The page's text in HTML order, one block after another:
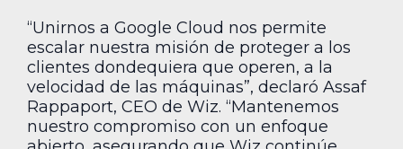
“Unirnos a Google Cloud nos permite
escalar nuestra misión de proteger a los
clientes dondequiera que operen, a la
velocidad de las máquinas”, declaró Assaf
Rappaport, CEO de Wiz. “Mantenemos
nuestro compromiso con un enfoque